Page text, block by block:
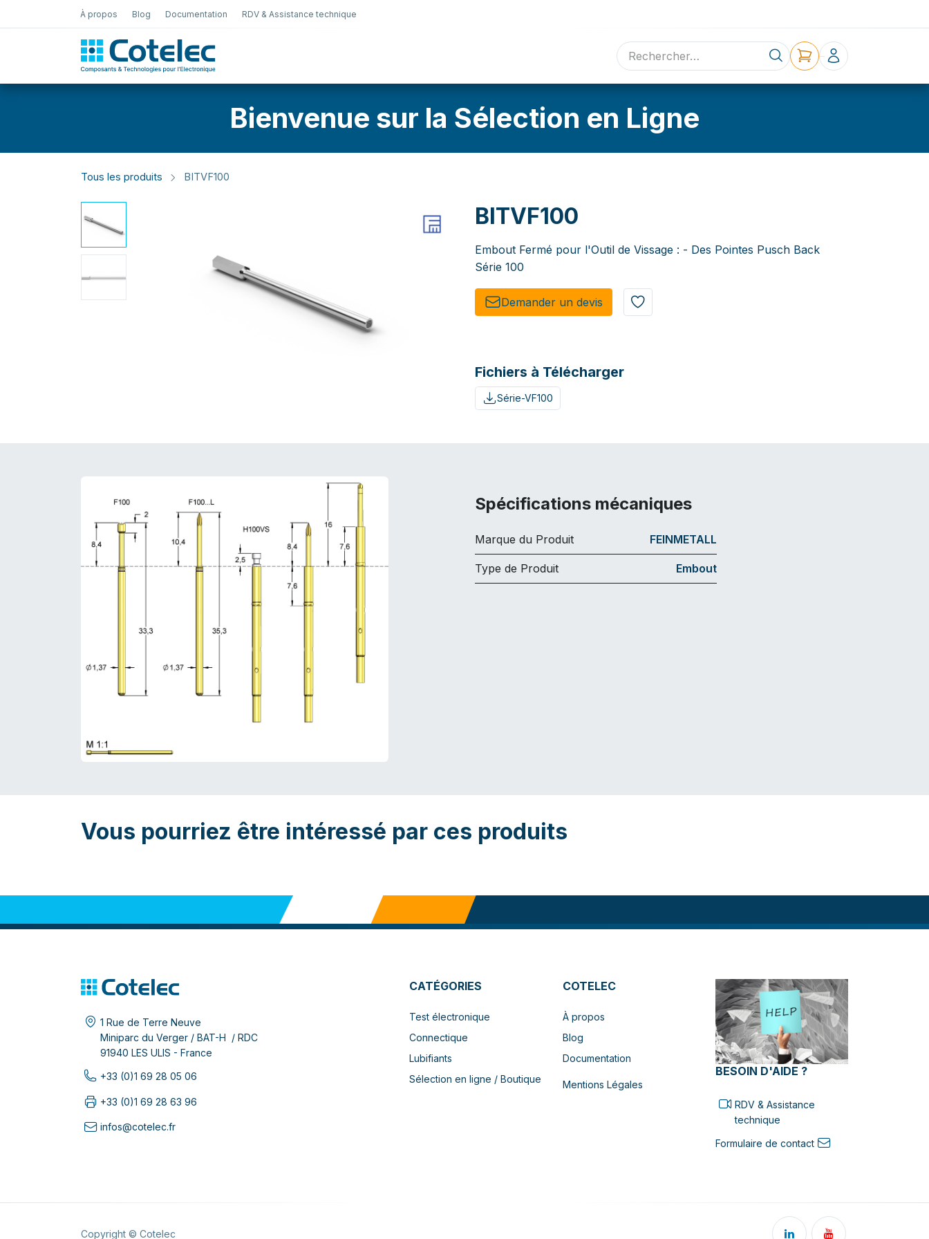
À propos Blog Documentation RDV & Assistance technique
Sélection en ligne Contact
Bienvenue sur la Sélection en Ligne
Tous les produits BITVF100
BITVF100
Embout Fermé pour l'Outil de Vissage : - Des Pointes Pusch Back
Série 100
Demander un de​​vis​​
Fichiers à Télécharger
Série-VF100
Spécifications mécaniques
Marque du Produit FEINMETALL
Type de Produit Embout
Vous pourriez être intéressé par ces produits
1 Rue de Terre Neuve
Miniparc du Verger / BAT-H / RDC
91940 LES ULIS - France
+33 (0)1 69 28 05 06
+33 (0)1 69 28 63 96
infos@cotelec.fr
CATÉGORIES
Test électronique
Connectique
Lubifiants
Sélection en ligne / Boutique
COTELEC
À propos
Blog
Documentation
Mentions Légales
BESOIN D'AIDE ?
RDV & Assistance
technique
Formulaire de contact
Copyright © Cotelec